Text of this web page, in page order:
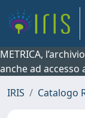
METRICA,
anche ad accesso
IRIS
Catalogo